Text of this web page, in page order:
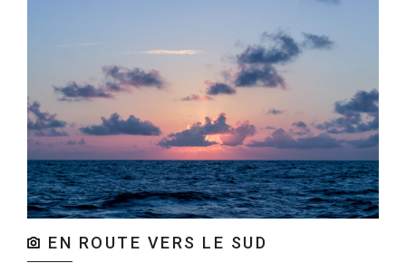
EN ROUTE VERS LE SUD